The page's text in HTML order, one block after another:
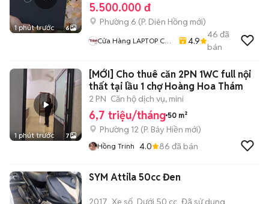
1 phút trước 6
5.500.000 đ
Phường 6 (P. Diên Hồng mới)
Cửa Hàng LAPTOP Cũ
4.9
46 đã
bán
1 phút trước 7
[MỚI] Cho thuê căn 2PN 1WC full nội
thất tại lầu 1 chợ Hoàng Hoa Thám
2 PN Căn hộ dịch vụ, mini
6,7 triệu/tháng 50 m²
Phường 12 (P. Bảy Hiền mới)
Hồng Trinh 4.0 86 đã bán
SYM Attila 50cc Đen
2017 Xe số Dưới 50 cc Đã sử dụng